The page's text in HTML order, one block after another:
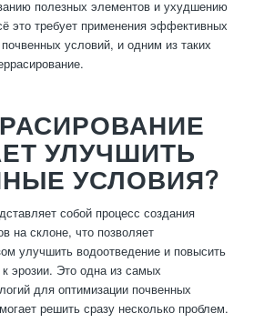
полезных элементов и ухудшению
это требует применения эффективных
условий, и одним из таких
УЛУЧШИТЬ
УСЛОВИЯ?
собой процесс создания
на склоне, что позволяет
улучшить водоотведение и повысить
эрозии. Это одна из самых
для оптимизации почвенных
решить сразу несколько проблем.